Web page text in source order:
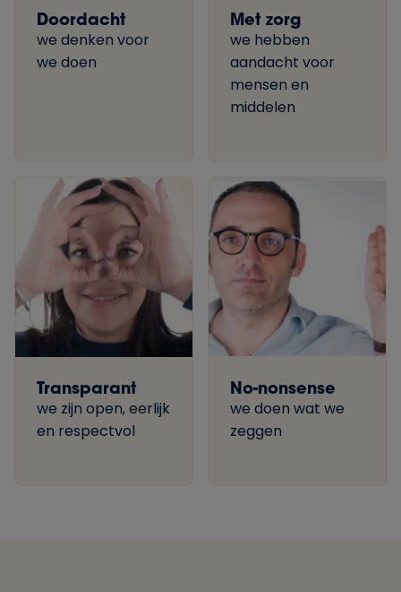
Doordacht
we denken voor
we doen
Met zorg
we hebben
aandacht voor
mensen en
middelen
Transparant
we zijn open, eerlijk
en respectvol
No-nonsense
we doen wat we
zeggen